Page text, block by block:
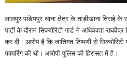
लालपुर पांडेयपुर थाना क्षेत्र के ताड़ीखाना तिराहे
पार्टी के दौरान सिक्योरिटी गार्ड ने अधिवक्ता
कर दी। आरोप है कि जातिगत टिप्पणी से
फायरिंग की थी। आरोपी पुलिस की हिरासत में है।